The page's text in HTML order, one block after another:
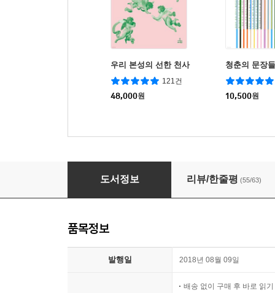
우리 본성의 선한 천사
121건
48,000원
청춘의 문장들
10,500원
황현산의 사소한 부탁
도서정보 리뷰/한줄평 (55/63)
품목정보
발행일 2018년 08월 09일
배송 없이 구매 후 바로 읽기